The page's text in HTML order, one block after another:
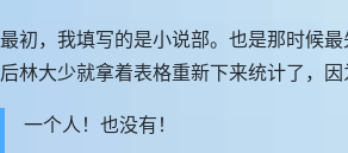
最初，我填写的是小说部。也是那时候
后林大少就拿着表格重新下来统计了，
一个人！也没有！